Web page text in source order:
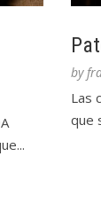
by
Las
que